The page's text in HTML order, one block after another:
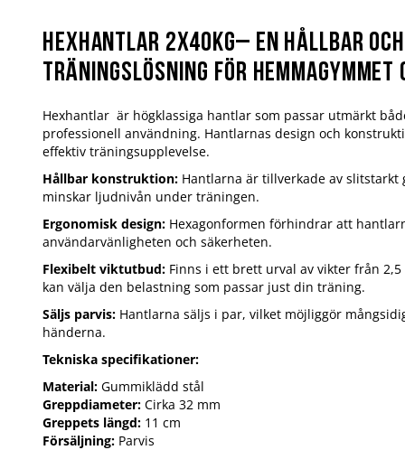
Hexhantlar 2x40kg– En hållbar
träningslösning för hemmagymmet
Hexhantlar är högklassiga hantlar som passar utmärkt
professionell användning. Hantlarnas design och
effektiv träningsupplevelse.
Hållbar konstruktion: Hantlarna är tillverkade av slitstarkt
minskar ljudnivån under träningen.
Ergonomisk design: Hexagonformen förhindrar att
användarvänligheten och säkerheten.
Flexibelt viktutbud: Finns i ett brett urval av vikter från
kan välja den belastning som passar just din träning.
Säljs parvis: Hantlarna säljs i par, vilket möjliggör
händerna.
Tekniska specifikationer:
Material: Gummiklädd stål
Greppdiameter: Cirka 32 mm
Greppets längd: 11 cm
Försäljning: Parvis